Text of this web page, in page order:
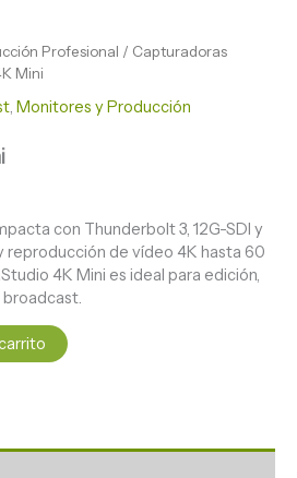
Profesional / Capturadoras
Mini
Monitores y Producción
con Thunderbolt 3, 12G-SDI y
reproducción de vídeo 4K hasta 60
4K Mini es ideal para edición,